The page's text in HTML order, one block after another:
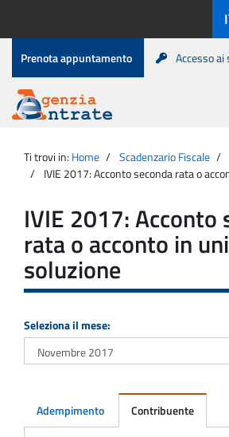
contenuto
Menu
di
servizio
Prenota appuntamento Accesso ai
Agenzia
Entrate
principale
Ti trovi in: Home Scadenzario Fiscale
IVIE 2017: Acconto seconda rata o
IVIE 2017: Acconto
rata o acconto in
soluzione
Seleziona il mese:
Adempimento Contribuente